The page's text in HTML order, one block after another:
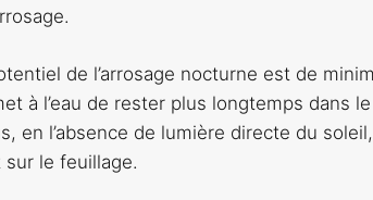
de l’arrosage nocturne est de
à l’eau de rester plus longtemps dans
en l’absence de lumière directe du
sur le feuillage.